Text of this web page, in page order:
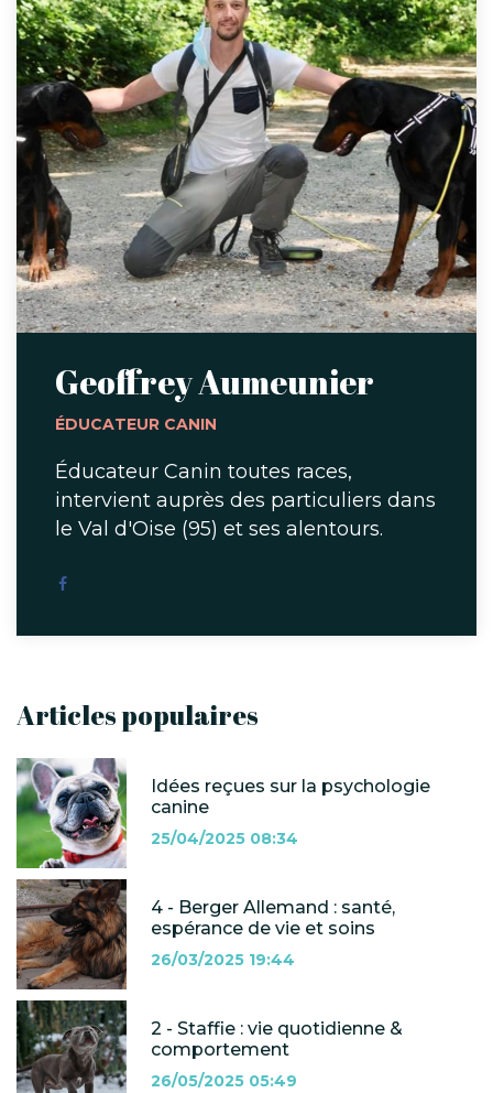
Geoffrey Aumeunier
ÉDUCATEUR CANIN
Éducateur Canin toutes races,
intervient auprès des particuliers dans
le Val d'Oise (95) et ses alentours.
Articles populaires
Idées reçues sur la psychologie
canine
25/04/2025 08:34
4 - Berger Allemand : santé,
espérance de vie et soins
26/03/2025 19:44
2 - Staffie : vie quotidienne &
comportement
26/05/2025 05:49